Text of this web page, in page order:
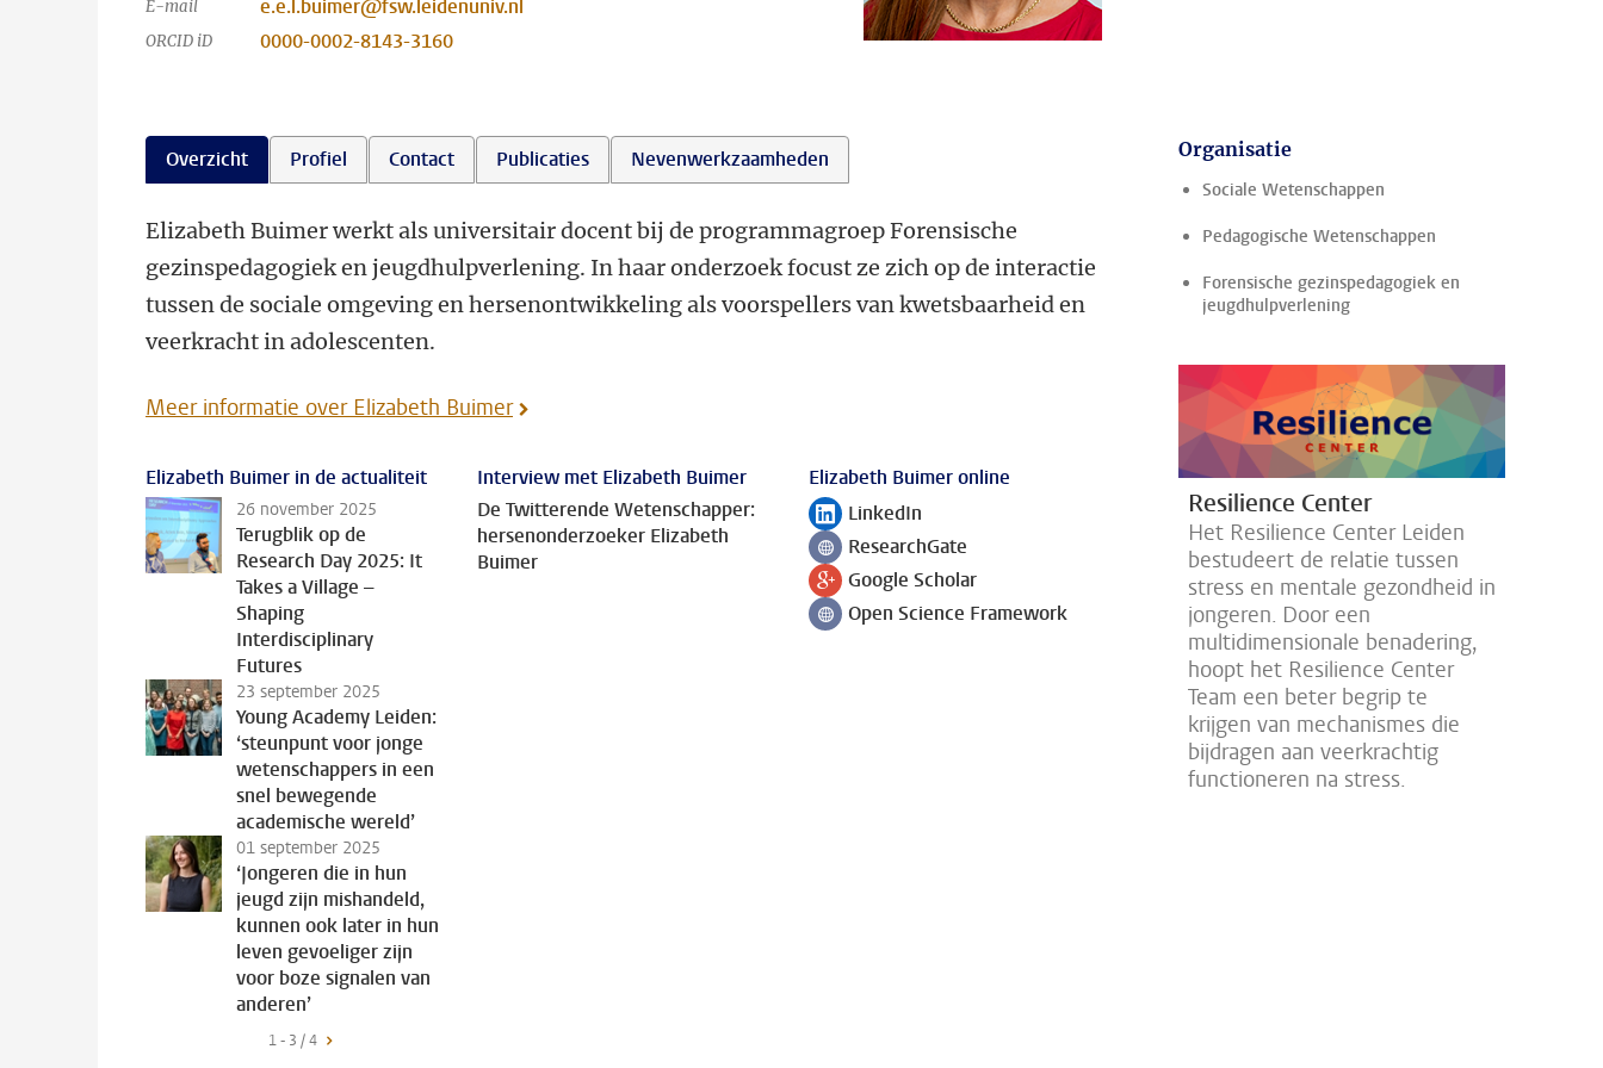
E-mail e.e.l.buimer@fsw.leidenuniv.nl
ORCID iD 0000-0002-8143-3160
Overzicht Profiel Contact Publicaties Nevenwerkzaamheden
Elizabeth Buimer werkt als universitair docent bij de programmagroep Forensische
gezinspedagogiek en jeugdhulpverlening. In haar onderzoek focust ze zich op de interactie
tussen de sociale omgeving en hersenontwikkeling als voorspellers van kwetsbaarheid en
veerkracht in adolescenten.
Meer informatie over Elizabeth Buimer
Elizabeth Buimer in de actualiteit
26 november 2025
Terugblik op de
Research Day 2025: It
Takes a Village –
Shaping
Interdisciplinary
Futures
23 september 2025
Young Academy Leiden:
‘steunpunt voor jonge
wetenschappers in een
snel bewegende
academische wereld’
01 september 2025
‘Jongeren die in hun
jeugd zijn mishandeld,
kunnen ook later in hun
leven gevoeliger zijn
voor boze signalen van
anderen’
1 - 3 / 4
Interview met Elizabeth Buimer
De Twitterende Wetenschapper:
hersenonderzoeker Elizabeth
Buimer
Elizabeth Buimer online
Volg ons op
LinkedIn
Volg ons op
ResearchGate
Volg ons op
Google Scholar
Volg ons op
Open Science Framework
Organisatie
Sociale Wetenschappen
Pedagogische Wetenschappen
Forensische gezinspedagogiek en
jeugdhulpverlening
Resilience Center
Het Resilience Center Leiden
bestudeert de relatie tussen
stress en mentale gezondheid in
jongeren. Door een
multidimensionale benadering,
hoopt het Resilience Center
Team een beter begrip te
krijgen van mechanismes die
bijdragen aan veerkrachtig
functioneren na stress.